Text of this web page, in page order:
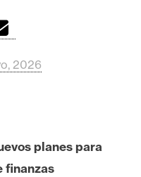
2026
planes para
finanzas